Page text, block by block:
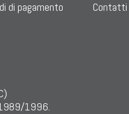
di pagamento
Contatti
1996.